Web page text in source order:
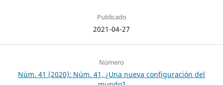
Publicado
2021-04-27
Número
Núm. 41 (2020): Núm. 41, ¿Una nueva configuración del